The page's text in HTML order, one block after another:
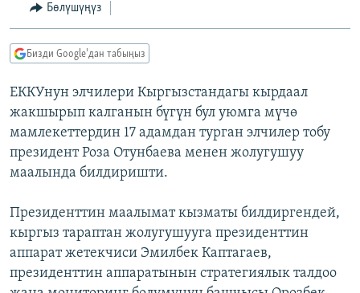
БҮГҮН АЗАТТЫКТА
ДАНИСТЕ
АЗАТТЫК+
ЫҢГАЙСЫЗ СУРООЛОР
ПОДКАСТ
ОНЛАЙН ШЕРИНЕ
ЭЕ/АРнун бардык сайттары
Бөлүшүңүз
Бизди Google'дан табыңыз
ЕККУнун элчилери Кыргызстандагы кырдаал
жакшырып калганын бүгүн бул уюмга мүчө
мамлекеттердин 17 адамдан турган элчилер тобу
президент Роза Отунбаева менен жолугушуу
маалында билдиришти.
Президенттин маалымат кызматы билдиргендей,
кыргыз тараптан жолугушууга президенттин
аппарат жетекчиси Эмилбек Каптагаев,
президенттин аппаратынын стратегиялык талдоо